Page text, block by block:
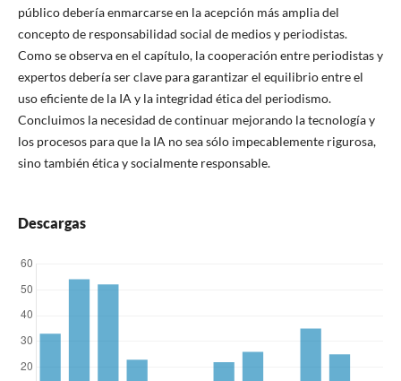
público debería enmarcarse en la acepción más amplia del
concepto de responsabilidad social de medios y periodistas.
Como se observa en el capítulo, la cooperación entre periodistas y
expertos debería ser clave para garantizar el equilibrio entre el
uso eficiente de la IA y la integridad ética del periodismo.
Concluimos la necesidad de continuar mejorando la tecnología y
los procesos para que la IA no sea sólo impecablemente rigurosa,
sino también ética y socialmente responsable.
Descargas